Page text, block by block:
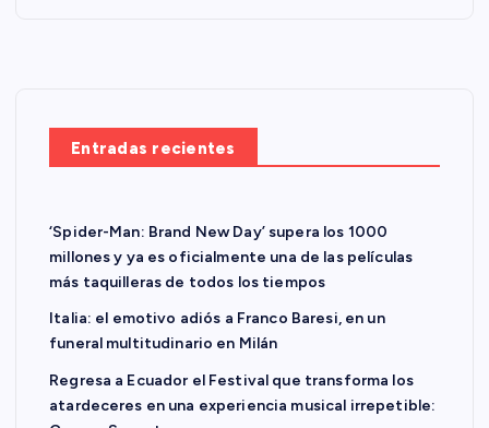
a
c
i
ó
Entradas recientes
‘Spider-Man: Brand New Day’ supera los 1000
millones y ya es oficialmente una de las películas
más taquilleras de todos los tiempos
Italia: el emotivo adiós a Franco Baresi, en un
funeral multitudinario en Milán
Regresa a Ecuador el Festival que transforma los
atardeceres en una experiencia musical irrepetible: